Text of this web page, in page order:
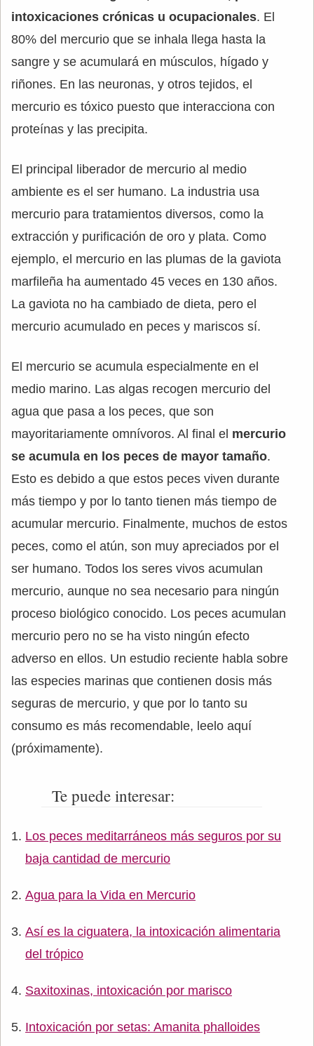
intoxicaciones crónicas u ocupacionales. El
80% del mercurio que se inhala llega hasta la
sangre y se acumulará en músculos, hígado y
riñones. En las neuronas, y otros tejidos, el
mercurio es tóxico puesto que interacciona con
proteínas y las precipita.
El principal liberador de mercurio al medio
ambiente es el ser humano. La industria usa
mercurio para tratamientos diversos, como la
extracción y purificación de oro y plata. Como
ejemplo, el mercurio en las plumas de la gaviota
marfileña ha aumentado 45 veces en 130 años.
La gaviota no ha cambiado de dieta, pero el
mercurio acumulado en peces y mariscos sí.
El mercurio se acumula especialmente en el
medio marino. Las algas recogen mercurio del
agua que pasa a los peces, que son
mayoritariamente omnívoros. Al final el mercurio
se acumula en los peces de mayor tamaño.
Esto es debido a que estos peces viven durante
más tiempo y por lo tanto tienen más tiempo de
acumular mercurio. Finalmente, muchos de estos
peces, como el atún, son muy apreciados por el
ser humano. Todos los seres vivos acumulan
mercurio, aunque no sea necesario para ningún
proceso biológico conocido. Los peces acumulan
mercurio pero no se ha visto ningún efecto
adverso en ellos. Un estudio reciente habla sobre
las especies marinas que contienen dosis más
seguras de mercurio, y que por lo tanto su
consumo es más recomendable, leelo aquí
(próximamente).
Te puede interesar:
Los peces meditarráneos más seguros por su
baja cantidad de mercurio
Agua para la Vida en Mercurio
Así es la ciguatera, la intoxicación alimentaria
del trópico
Saxitoxinas, intoxicación por marisco
Intoxicación por setas: Amanita phalloides